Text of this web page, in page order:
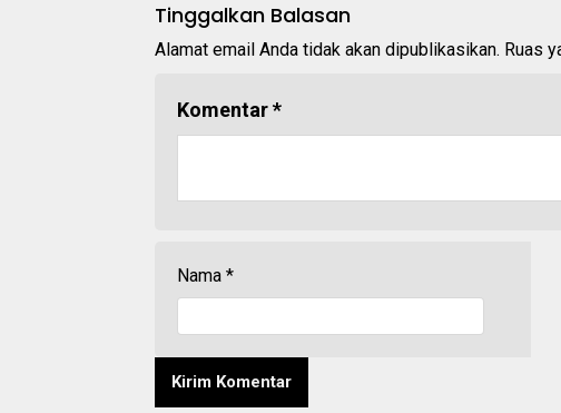
Tinggalkan Balasan
Alamat email Anda tidak akan dipublikasikan. Ruas
Komentar*
Nama *